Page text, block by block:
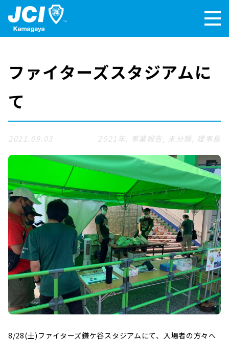
ファイターズスタジアムに
て
2021.09.03 2021年, 事業報告, 未分類, 理事長
8/28(土)ファイターズ鎌ケ谷スタジアムにて、入場者の方々へ